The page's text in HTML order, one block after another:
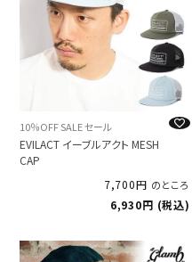
10％OFF SALE セール
EVILACT イーブルアクト MESH
CAP
7,700
のところ
6,930 税込